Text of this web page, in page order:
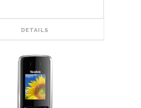
DETAILS